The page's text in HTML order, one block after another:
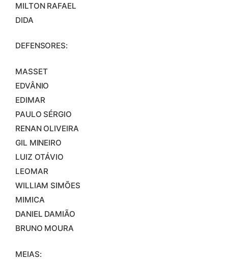
MILTON RAFAEL
DIDA
DEFENSORES:
MASSET
EDVÂNIO
EDIMAR
PAULO SÉRGIO
RENAN OLIVEIRA
GIL MINEIRO
LUIZ OTÁVIO
LEOMAR
WILLIAM SIMÕES
MIMICA
DANIEL DAMIÃO
BRUNO MOURA
MEIAS: